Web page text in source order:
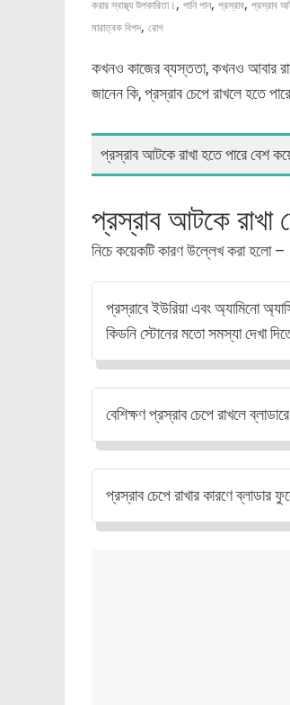
করার স্বাস্থ্য উপকারিতা। পানি পান প্রস্রাব প্রস্রাব
মারাত্বক বিপদ, রোগ
কখনও কাজের ব্যস্ততা, কখনও আবার
জানেন কি, প্রস্রাব চেপে রাখলে হতে
প্রস্রাব আটকে রাখা হতে পারে বেশ
প্রস্রাব আটকে রাখা
নিচে কয়েকটি কারণ উল্লেখ করা হলো –
প্রস্রাবে ইউরিয়া এবং অ্যামিনো
কিডনি স্টোনের মতো সমস্যা দেখা
বেশিক্ষণ প্রস্রাব চেপে রাখলে
প্রস্রাব চেপে রাখার কারণে